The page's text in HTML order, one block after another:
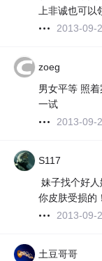
上非诚也可以
2013-09-
zoeg
男女平等 照
一试
2013-09-
S117
妹子找个好
你皮肤受损的！
2013-09-
土豆哥哥